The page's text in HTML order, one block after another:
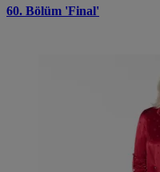
60. Bölüm 'Final'